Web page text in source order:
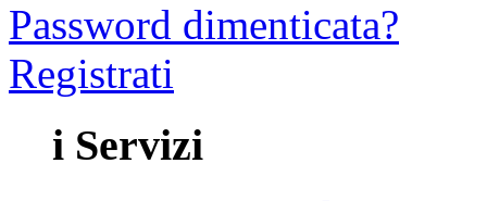
Password dimenticata?
Registrati
i Servizi